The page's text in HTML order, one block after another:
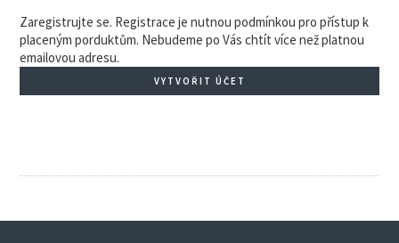
Zaregistrujte se. Registrace je nutnou podmínkou pro přístup k
placeným porduktům. Nebudeme po Vás chtít více než platnou
emailovou adresu.
VYTVOŘIT ÚČET